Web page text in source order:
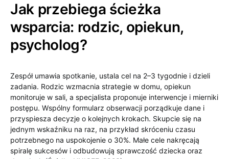
Jak przebiega ścieżka
wsparcia: rodzic, opiekun,
psycholog?
Zespół umawia spotkanie, ustala cel na 2–3 tygodnie i dzieli
zadania. Rodzic wzmacnia strategie w domu, opiekun
monitoruje w sali, a specjalista proponuje interwencje i mierniki
postępu. Wspólny formularz obserwacji porządkuje dane i
przyspiesza decyzje o kolejnych krokach. Skupcie się na
jednym wskaźniku na raz, na przykład skróceniu czasu
potrzebnego na uspokojenie o 30%. Małe cele nakręcają
spiralę sukcesów i odbudowują sprawczość dziecka oraz